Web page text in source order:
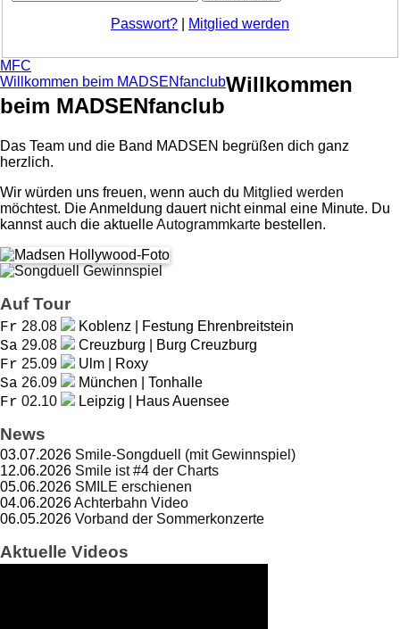
Passwort? Mitglied werden
MFC
Willkommen beim MADSENfanclubWillkommen
beim MADSENfanclub
Das Team und die Band MADSEN begrüßen dich ganz
herzlich.
Wir würden uns freuen, wenn auch du Mitglied werden
möchtest. Die Anmeldung dauert nicht einmal eine Minute. Du
kannst auch die aktuelleAutogrammkarte bestellen.
Auf Tour
Fr 28.08 Koblenz | Festung Ehrenbreitstein
Sa 29.08 Creuzburg | Burg Creuzburg
Fr 25.09 Ulm | Roxy
Sa 26.09 München | Tonhalle
Fr 02.10 Leipzig | Haus Auensee
News
03.07.2026 Smile-Songduell (mit Gewinnspiel)
12.06.2026 Smile ist #4 der Charts
05.06.2026 SMILE erschienen
04.06.2026Achterbahn Video
06.05.2026 Vorband der Sommerkonzerte
Aktuelle Videos